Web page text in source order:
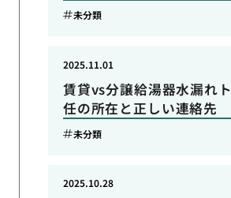
未分類
賃貸vs分譲給湯器水漏れ
任の所在と正しい連絡先
2025.11.01
未分類
2025.10.28